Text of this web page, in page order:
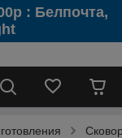
: Белпочта,